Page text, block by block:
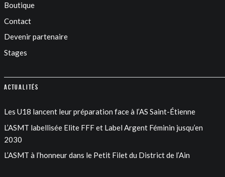
Boutique
Contact
Devenir partenaire
Stages
Actualités
Les U18 lancent leur préparation face à l’AS Saint-Étienne
L’ASMT labellisée Elite FFF et Label Argent Féminin jusqu’en
2030
L’ASMT à l’honneur dans le Petit Filet du District de l’Ain